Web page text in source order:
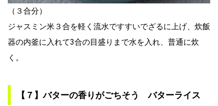
（３合分）
ジャスミン米３合を軽く流水ですすいでざるに上げ、炊飯
器の内釜に入れて3合の目盛りまで水を入れ、普通に炊
く。
【７】バターの香りがごちそう バターライス